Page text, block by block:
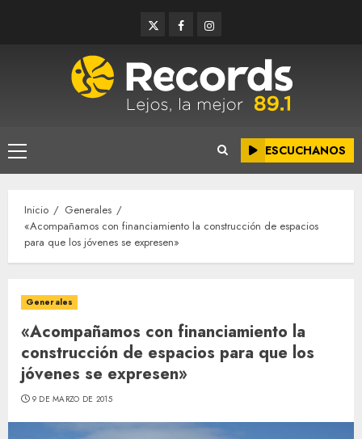
TwitterFacebookInstagram
Menú
principal
ESCUCHANOS
Inicio
Generales
«Acompañamos con financiamiento la construcción de espacios
para que los jóvenes se expresen»
Generales
«Acompañamos con financiamiento la
construcción de espacios para que los
jóvenes se expresen»
9 DE MARZO DE 2015